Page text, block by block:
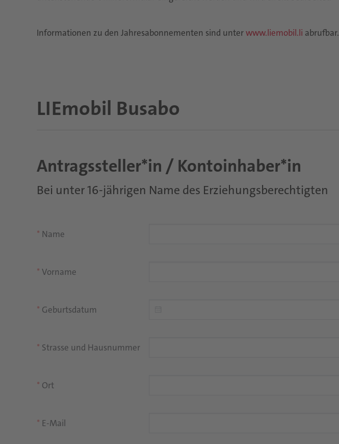
Informationen zu den Jahresabonnementen sind unterwww.liemobil.li abrufbar.
LIEmobil Busabo
Antragssteller*in / Kontoinhaber*in
Bei unter 16-jährigen Name des Erziehungsberechtigten
Name
Vorname
Geburtsdatum
Strasse und Hausnummer
Ort
E-Mail